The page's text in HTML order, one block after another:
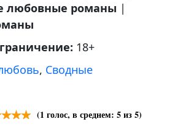
любовные романы |
18+
, Сводные
(1 голос, в среднем: 5из 5)